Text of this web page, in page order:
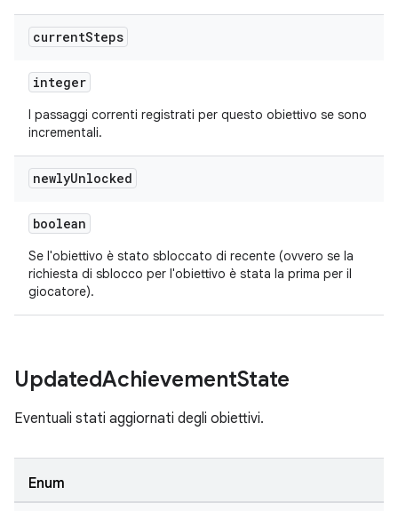
currentSteps
integer
I passaggi correnti registrati per questo obiettivo se sono
incrementali.
newlyUnlocked
boolean
Se l'obiettivo è stato sbloccato di recente (ovvero se la
richiesta di sblocco per l'obiettivo è stata la prima per il
giocatore).
UpdatedAchievementState
Eventuali stati aggiornati degli obiettivi.
Enum